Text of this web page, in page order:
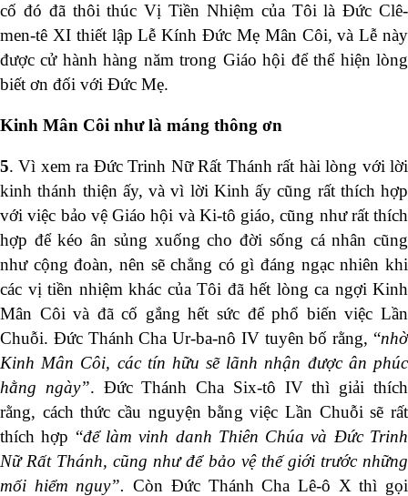
cố đó đã thôi thúc Vị Tiền Nhiệm của Tôi là Đức Clê-
men-tê XI thiết lập Lễ Kính Đức Mẹ Mân Côi, và Lễ này
được cử hành hàng năm trong Giáo hội để thể hiện lòng
biết ơn đối với Đức Mẹ.
Kinh Mân Côi như là máng thông ơn
5. Vì xem ra Đức Trinh Nữ Rất Thánh rất hài lòng với lời
kinh thánh thiện ấy, và vì lời Kinh ấy cũng rất thích hợp
với việc bảo vệ Giáo hội và Ki-tô giáo, cũng như rất thích
hợp để kéo ân sủng xuống cho đời sống cá nhân cũng
như cộng đoàn, nên sẽ chẳng có gì đáng ngạc nhiên khi
các vị tiền nhiệm khác của Tôi đã hết lòng ca ngợi Kinh
Mân Côi và đã cố gắng hết sức để phổ biến việc Lần
Chuỗi. Đức Thánh Cha Ur-ba-nô IV tuyên bố rằng, “nhờ
Kinh Mân Côi, các tín hữu sẽ lãnh nhận được ân phúc
hằng ngày”. Đức Thánh Cha Six-tô IV thì giải thích
rằng, cách thức cầu nguyện bằng việc Lần Chuỗi sẽ rất
thích hợp “để làm vinh danh Thiên Chúa và Đức Trinh
Nữ Rất Thánh, cũng như để bảo vệ thế giới trước những
mối hiểm nguy”. Còn Đức Thánh Cha Lê-ô X thì gọi